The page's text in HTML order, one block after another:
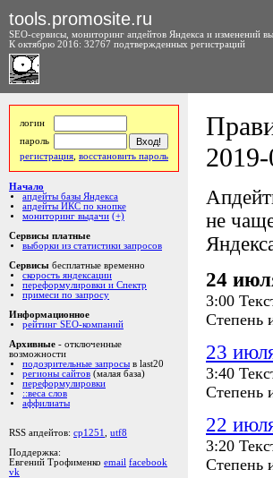
tools.promosite.ru
SEO-сервисы, мониторинг апдейтов Яндекса и изменений
К октябрю 2016: 32767 подтвержденных регистраций
логин
пароль
регистрация восстановить пароль
Начало
апдейты базы Яндекса
апдейты ИКС по кнопке
мониторинг выдачи (+)
Сервисы платные
выборки из статистики запросов
Сервисы бесплатные временно
скорость яндексации
переформулировки и Спектр
примеси по запросу
Информационное
рейтинг SEO-компаний
Архивные - отключенные
возможности
подозрительные запросы в last20
регионы сайтов (малая база)
переформулировки
::веса слов
аффилиаты
RSS апдейтов: cp1251
utf8
Поддержка:
Евгений Трофименко email facebook
vk
не
24
3:00
Степень
23
3:40
Степень
22
3:20
Степень